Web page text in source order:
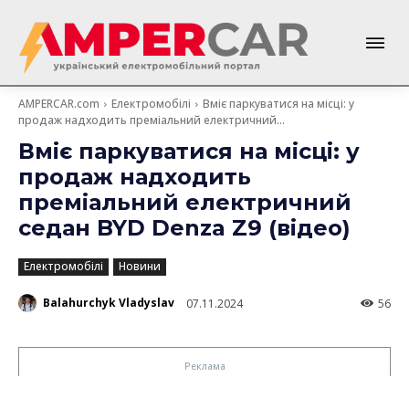
AMPERCAR.com Електромобілі
Вміє паркуватися на місці: у
продаж надходить преміальний електричний...
Вміє паркуватися на місці: у
продаж надходить
преміальний електричний
седан BYD Denza Z9 (відео)
Електромобілі Новини
Balahurchyk Vladyslav 07.11.2024 56